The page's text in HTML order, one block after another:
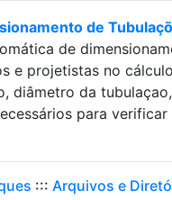
de
de
e projetistas no
diâmetro da
para
::: Arquivos e